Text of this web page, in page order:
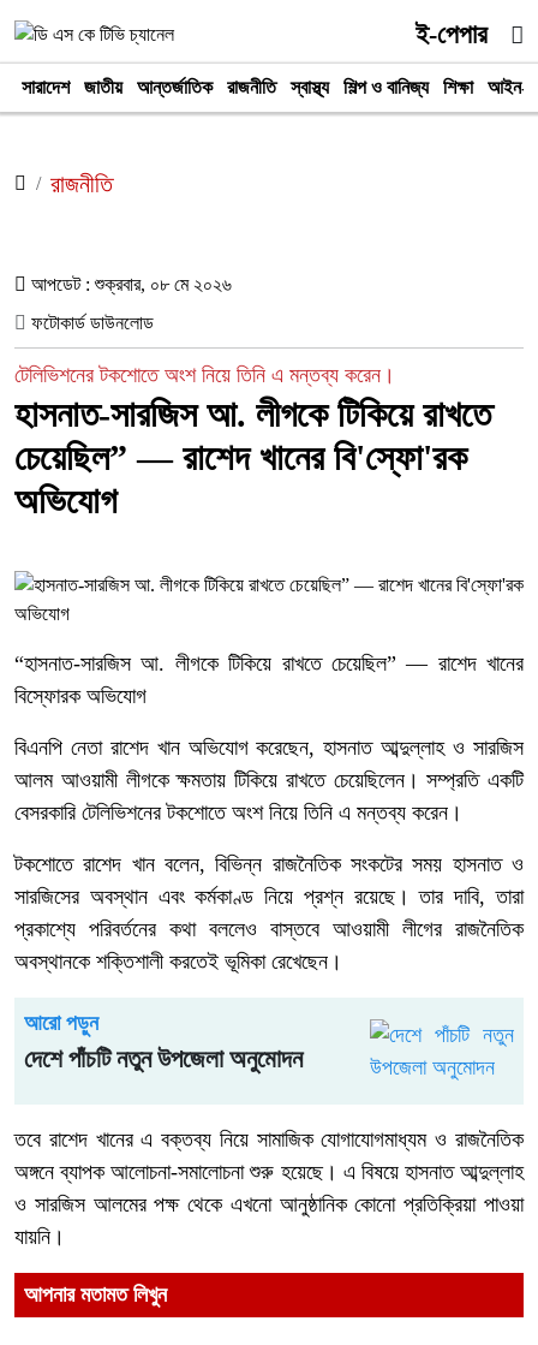
ই-পেপার
সারাদেশ জাতীয় আন্তর্জাতিক রাজনীতি স্বাস্থ্য শিল্প ও বানিজ্য শিক্ষা আইন-
রাজনীতি
আপডেট : শুক্রবার, ০৮ মে ২০২৬
ফটোকার্ড ডাউনলোড
টেলিভিশনের টকশোতে অংশ নিয়ে তিনি এ মন্তব্য করেন।
হাসনাত-সারজিস আ. লীগকে টিকিয়ে রাখতে
চেয়েছিল” — রাশেদ খানের বি'স্ফো'রক
অভিযোগ
“হাসনাত-সারজিস আ. লীগকে টিকিয়ে রাখতে চেয়েছিল” — রাশেদ খানের
বিস্ফোরক অভিযোগ
বিএনপি নেতা রাশেদ খান অভিযোগ করেছেন, হাসনাত আব্দুল্লাহ ও সারজিস
আলম আওয়ামী লীগকে ক্ষমতায় টিকিয়ে রাখতে চেয়েছিলেন। সম্প্রতি একটি
বেসরকারি টেলিভিশনের টকশোতে অংশ নিয়ে তিনি এ মন্তব্য করেন।
টকশোতে রাশেদ খান বলেন, বিভিন্ন রাজনৈতিক সংকটের সময় হাসনাত ও
সারজিসের অবস্থান এবং কর্মকাণ্ড নিয়ে প্রশ্ন রয়েছে। তার দাবি, তারা
প্রকাশ্যে পরিবর্তনের কথা বললেও বাস্তবে আওয়ামী লীগের রাজনৈতিক
অবস্থানকে শক্তিশালী করতেই ভূমিকা রেখেছেন।
আরো পড়ুন
দেশে পাঁচটি নতুন উপজেলা অনুমোদন
তবে রাশেদ খানের এ বক্তব্য নিয়ে সামাজিক যোগাযোগমাধ্যম ও রাজনৈতিক
অঙ্গনে ব্যাপক আলোচনা-সমালোচনা শুরু হয়েছে। এ বিষয়ে হাসনাত আব্দুল্লাহ
ও সারজিস আলমের পক্ষ থেকে এখনো আনুষ্ঠানিক কোনো প্রতিক্রিয়া পাওয়া
যায়নি।
আপনার মতামত লিখুন